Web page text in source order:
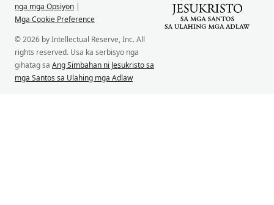
nga mga Opsiyon |
Mga Cookie Preference
© 2026 by Intellectual Reserve, Inc. All
rights reserved. Usa ka serbisyo nga
gihatag sa Ang Simbahan ni Jesukristo sa
mga Santos sa Ulahing mga Adlaw